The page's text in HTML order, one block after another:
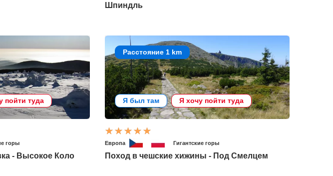
Шпиндль
пойти туда
горы
- Высокое Коло
Расстояние 1 km
Я был там Я хочу пойти туда
Европа Гигантские горы
Поход в чешские хижины - Под Смелцем